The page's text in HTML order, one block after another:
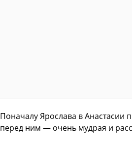
Поначалу Ярослава в Анастасии
перед ним — очень мудрая и